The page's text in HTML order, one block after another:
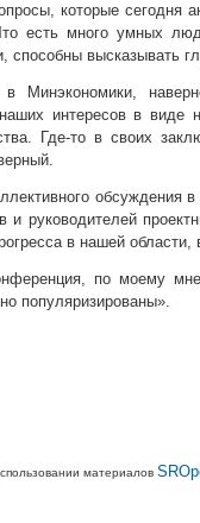
которые сегодня
есть много умных
способны высказывать
в Минэкономики,
интересов в
Где-то в своих
обсуждения
и руководителей
в нашей области,
по моему
популяризированы».
материалов